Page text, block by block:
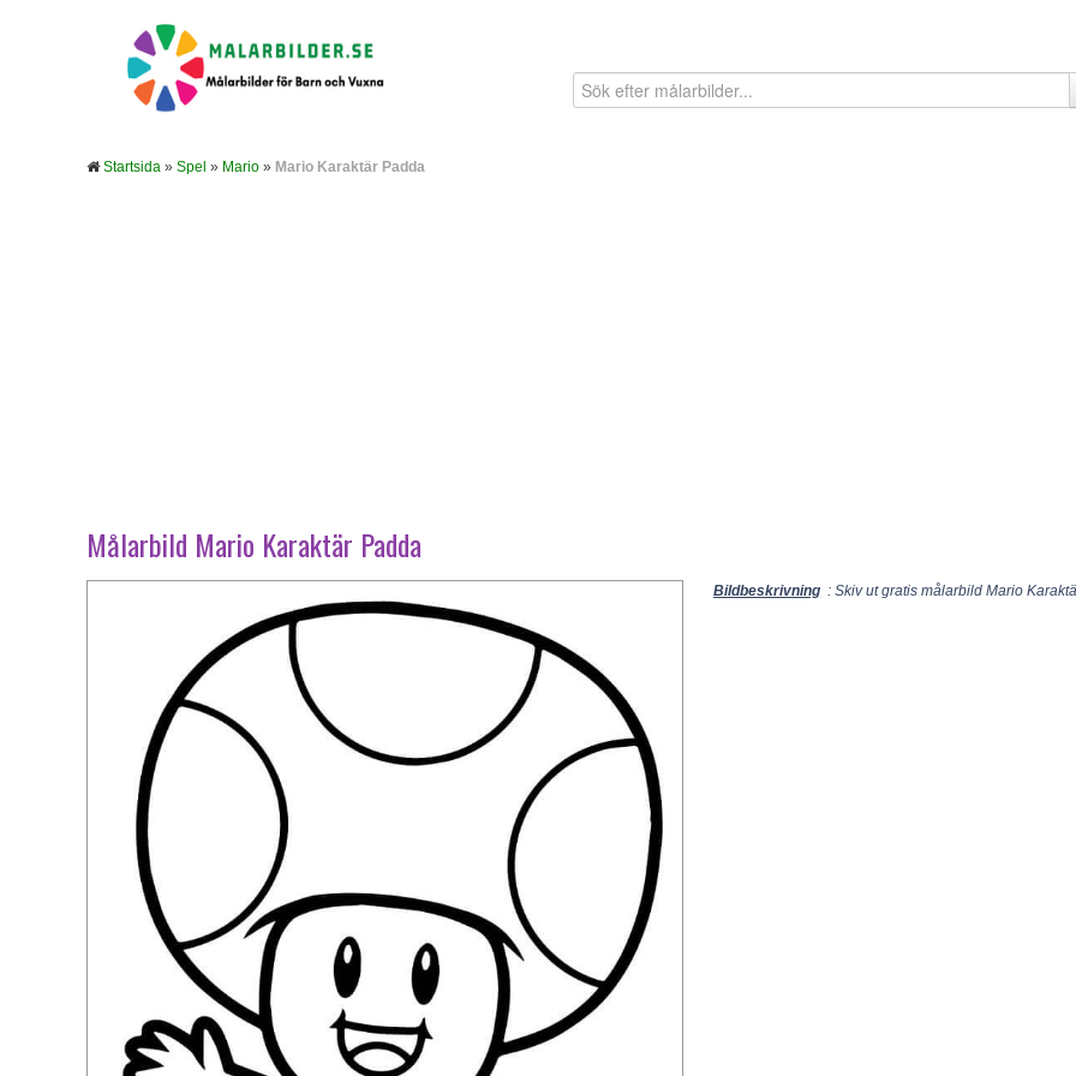
Startsida » Spel » Mario » Mario Karaktär Padda
Målarbild Mario Karaktär Padda
Bildbeskrivning : Skiv ut gratis målarbild Mario